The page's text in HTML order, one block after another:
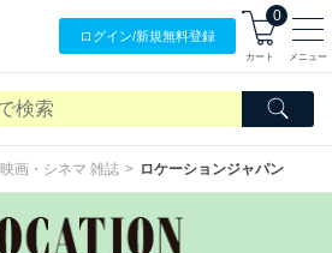
ログイン/新規無料登録
0
カート メニュー
映画・シネマ 雑誌 ロケーションジャパン